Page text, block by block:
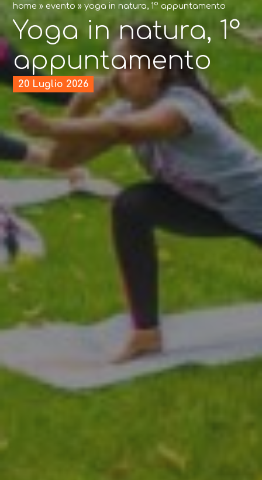
home » evento »yoga in natura, 1° appuntamento
Yoga in natura, 1°
appuntamento
20 Luglio 2026